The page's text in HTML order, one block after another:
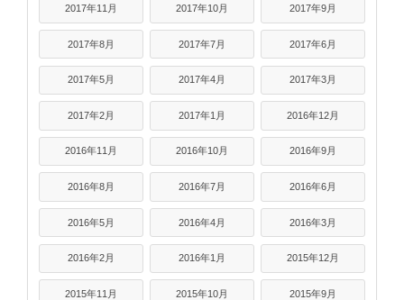
2017年11月 2017年10月 2017年9月
2017年8月 2017年7月 2017年6月
2017年5月 2017年4月 2017年3月
2017年2月 2017年1月 2016年12月
2016年11月 2016年10月 2016年9月
2016年8月 2016年7月 2016年6月
2016年5月 2016年4月 2016年3月
2016年2月 2016年1月 2015年12月
2015年11月 2015年10月 2015年9月